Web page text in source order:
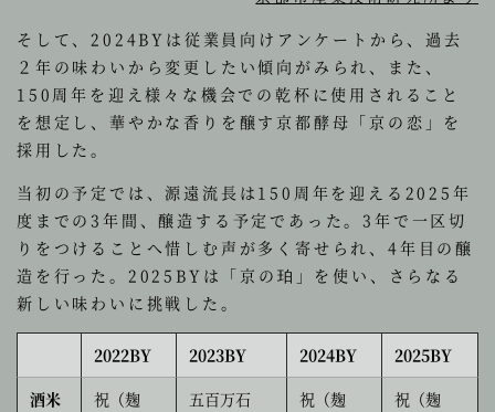
そして、2024BYは従業員向けアンケートから、過去
２年の味わいから変更したい傾向がみられ、また、
150周年を迎え様々な機会での乾杯に使用されること
を想定し、華やかな香りを醸す京都酵母「京の恋」を
採用した。
当初の予定では、源遠流長は150周年を迎える2025年
度までの3年間、醸造する予定であった。3年で一区切
りをつけることへ惜しむ声が多く寄せられ、4年目の醸
造を行った。2025BYは「京の珀」を使い、さらなる
新しい味わいに挑戦した。
2022BY 2023BY 2024BY
2025BY
酒米
祝（麹
五百万石
祝（麹
祝（麹